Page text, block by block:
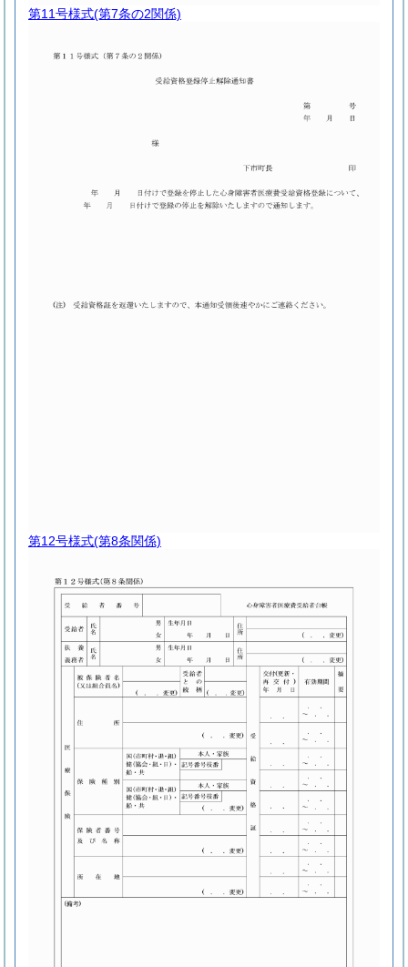
第11号様式(第7条の2関係)
第12号様式(第8条関係)